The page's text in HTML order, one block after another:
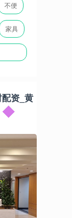
不便
家具
资_黄